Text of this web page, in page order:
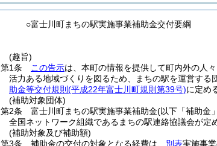
○富士川町まちの駅実施事業補助金交付要綱
(趣旨)
第1条
この告示は、本町の情報を提供して町内外の人
活力ある地域づくりを図るため、まちの駅を運営する
助金等交付規則 (平成22年富士川町規則第39号)に定め
(補助対象団体)
第2条
富士川町まちの駅実施事業補助金(以下「補助金
全国ネットワーク組織であるまちの駅連絡協議会が定
(補助対象及び補助額)
第3条
補助金の交付の対象となる経費は、 別表実施事